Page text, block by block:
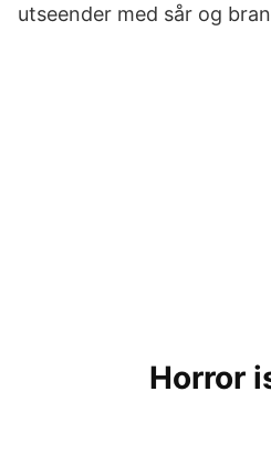
utseender med sår og
Horror